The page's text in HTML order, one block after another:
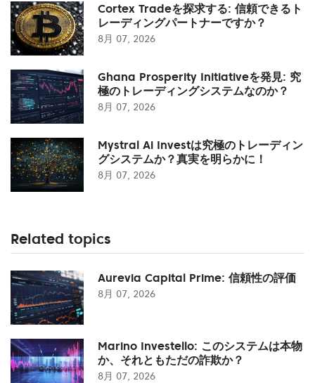
Cortex Tradeを探求する: 信頼できるト
レーディングパートナーですか？
8月 07, 2026
Ghana Prosperity Initiativeを発見: 究
極のトレーディングシステムなのか？
8月 07, 2026
Mystral Ai Investは究極のトレーディン
グシステムか？真実を明らかに！
8月 07, 2026
Related topics
Aurevia Capital Prime: 信頼性の評価
8月 07, 2026
Marino Investello: このシステムは本物
か、それともただの詐欺か？
8月 07, 2026